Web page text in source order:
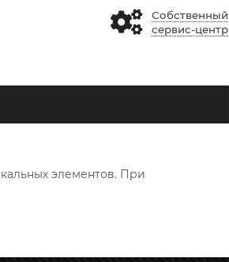
Собственный
сервис-центр
элементов. При